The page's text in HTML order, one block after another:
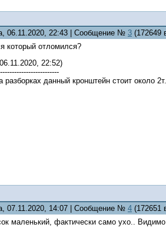
06.11.2020, 22:43 | Сообщение № 3 (172649
который отломился?
22:52)
разборках данный кронштейн стоит около
07.11.2020, 14:07 | Сообщение № 4 (172651
маленький, фактически само ухо..